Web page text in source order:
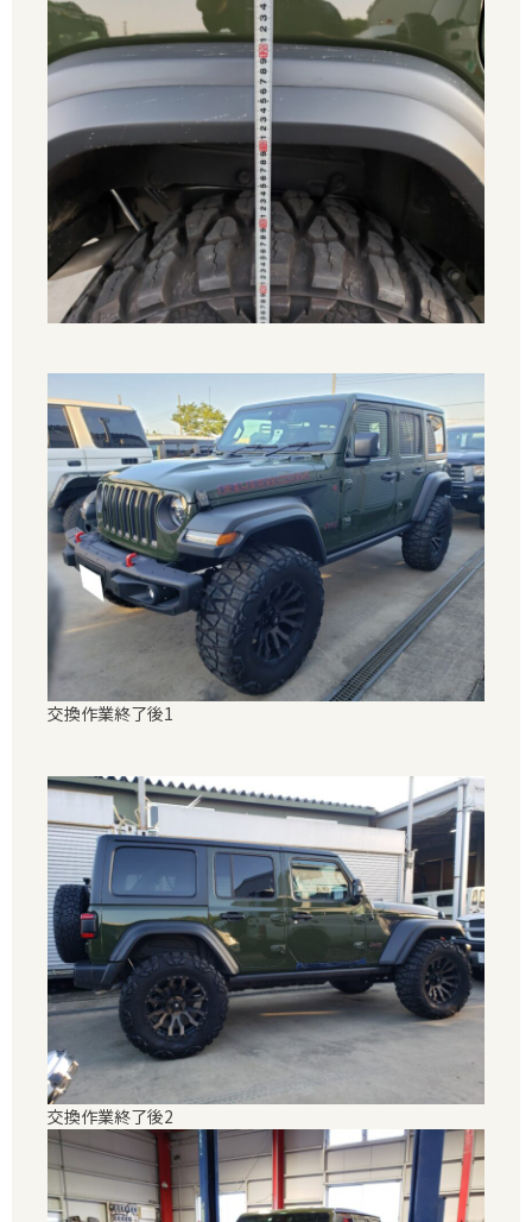
交換作業終了後1
交換作業終了後2